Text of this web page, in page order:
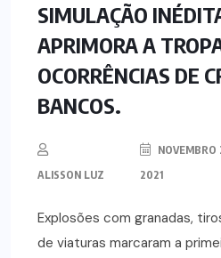
SIMULAÇÃO
APRIMORA A
OCORRÊNCIAS DE
BANCOS.
ALISSON LUZ
NOVEMBRO
2021
Explosões com granadas,
de viaturas marcaram a